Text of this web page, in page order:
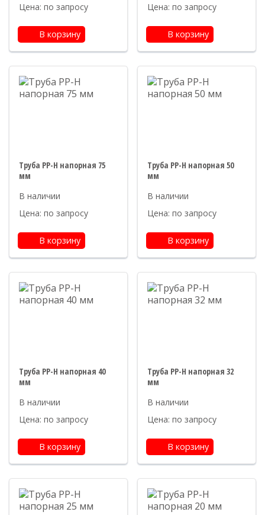
Цена: по запросу
В корзину
Цена: по запросу
В корзину
Труба PP-H напорная 75
мм
Цена: по запросу
В корзину
Труба PP-H напорная 50
мм
Цена: по запросу
В корзину
Труба PP-H напорная 40
мм
Цена: по запросу
В корзину
Труба PP-H напорная 32
мм
Цена: по запросу
В корзину